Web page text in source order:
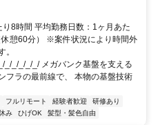
8時間 平均勤務日数：1ヶ月あた
憩60分） ※案件状況により時間外
。
_/_/_/_/_/ メガバンク基盤を支える
フラの最前線で、 本物の基盤技術
フルリモート 経験者歓迎
研修あり
み ひげOK 髪型・髪色自由